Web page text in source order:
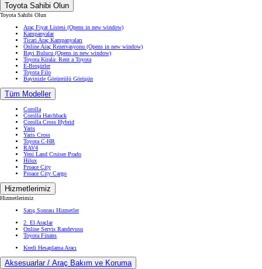
Toyota Sahibi Olun
Toyota Sahibi Olun
Araç Fiyat Listesi (Opens in new window)
Kampanyalar
Ticari Araç Kampanyaları
Online Araç Rezervasyonu (Opens in new window)
Bayi Bulucu (Opens in new window)
Toyota Kirala: Rent a Toyota
E-Broşürler
Toyota Filo
Bayinizle Görüntülü Görüşün
Tüm Modeller
Corolla
Corolla Hatchback
Corolla Cross Hybrid
Yaris
Yaris Cross
Toyota C-HR
RAV4
Yeni Land Cruiser Prado
Hilux
Proace City
Proace City Cargo
Hizmetlerimiz
Hizmetlerimiz
Satış Sonrası Hizmetler
2. El Araçlar
Online Servis Randevusu
Toyota Finans
Kredi Hesaplama Aracı
Aksesuarlar / Araç Bakım ve Koruma